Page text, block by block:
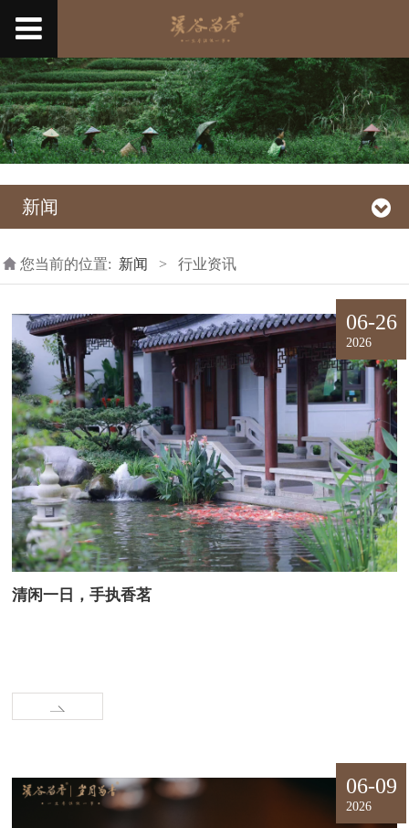
新闻
您当前的位置: 新闻 > 行业资讯
06-26
2026
清闲一日，手执香茗
06-09
2026